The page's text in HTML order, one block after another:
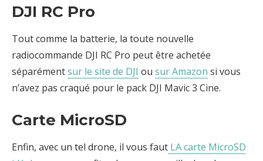
DJI RC Pro
Tout comme la batterie, la toute nouvelle
radiocommande DJI RC Pro peut être achetée
séparémentsur le site de DJI ou sur Amazon si vous
n’avez pas craqué pour le pack DJI Mavic 3 Cine.
Carte MicroSD
Enfin, avec un tel drone, il vous faut LA carte MicroSD